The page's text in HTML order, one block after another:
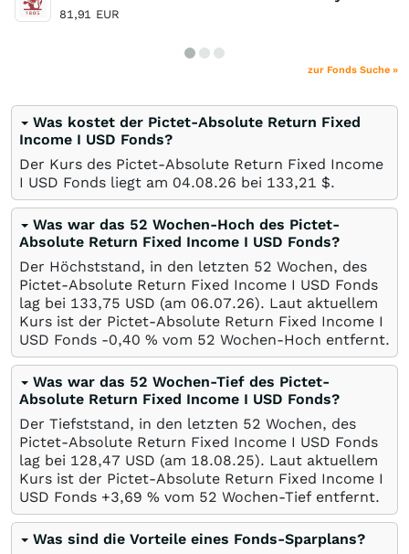
81,91 EUR
zur Fonds Suche »
Was kostet der Pictet-Absolute Return Fixed
Income I USD Fonds?
Der Kurs des Pictet-Absolute Return Fixed Income
I USD Fonds liegt am 04.08.26 bei 133,21 $.
Was war das 52 Wochen-Hoch des Pictet-
Absolute Return Fixed Income I USD Fonds?
Der Höchststand, in den letzten 52 Wochen, des
Pictet-Absolute Return Fixed Income I USD Fonds
lag bei 133,75 USD (am 06.07.26). Laut aktuellem
Kurs ist der Pictet-Absolute Return Fixed Income I
USD Fonds -0,40 % vom 52 Wochen-Hoch entfernt.
Was war das 52 Wochen-Tief des Pictet-
Absolute Return Fixed Income I USD Fonds?
Der Tiefststand, in den letzten 52 Wochen, des
Pictet-Absolute Return Fixed Income I USD Fonds
lag bei 128,47 USD (am 18.08.25). Laut aktuellem
Kurs ist der Pictet-Absolute Return Fixed Income I
USD Fonds +3,69 % vom 52 Wochen-Tief entfernt.
Was sind die Vorteile eines Fonds-Sparplans?